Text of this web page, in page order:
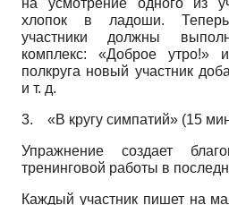
на усмотрение одного из
хлопок в ладоши.
участники должны
комплекс: «Доброе утро!»
полкруга новый участник
и т. д.
3. «В кругу симпатий» (15
Упражнение создает
тренинговой работы в
Каждый участник пишет на